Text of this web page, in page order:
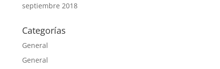
septiembre 2018
Categorías
General
General